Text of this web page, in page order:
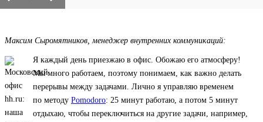
Максим Сыромятников, менеджер внутренних коммуникаций:
Я каждый день приезжаю в офис. Обожаю его атмосферу!
Мы много работаем, поэтому понимаем, как важно делать
перерывы между задачами. Лично я управляю временем
по методу Pomodoro: 25 минут работаю, а потом 5 минут
отдыхаю, чтобы переключиться на другие задачи, например,